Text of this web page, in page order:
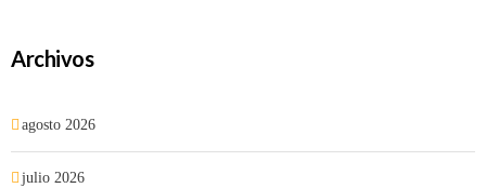
Archivos
agosto 2026
julio 2026